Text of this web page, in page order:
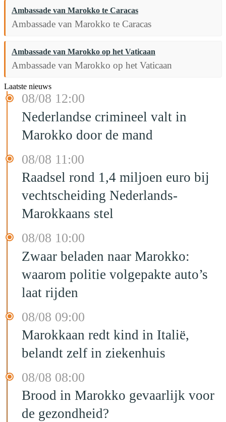
Ambassade van Marokko te Caracas
Ambassade van Marokko te Caracas
Ambassade van Marokko op het Vaticaan
Ambassade van Marokko op het Vaticaan
Laatste nieuws
08/08 12:00
Nederlandse crimineel valt in
Marokko door de mand
08/08 11:00
Raadsel rond 1,4 miljoen euro bij
vechtscheiding Nederlands-
Marokkaans stel
08/08 10:00
Zwaar beladen naar Marokko:
waarom politie volgepakte auto’s
laat rijden
08/08 09:00
Marokkaan redt kind in Italië,
belandt zelf in ziekenhuis
08/08 08:00
Brood in Marokko gevaarlijk voor
de gezondheid?